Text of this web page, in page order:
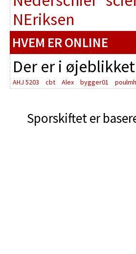
NEriksen
HVEM ER ONLINE
Der er i
AHJ 5203 cbt Alex bygger01 poulmh
Sporskiftet er